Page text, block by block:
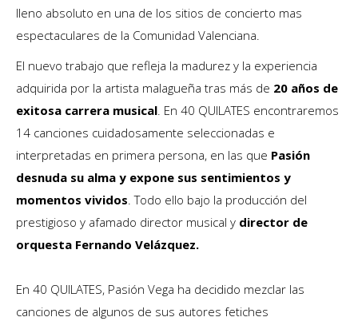
lleno absoluto en una de los sitios de concierto mas
espectaculares de la Comunidad Valenciana.
El nuevo trabajo que refleja la madurez y la experiencia
adquirida por la artista malagueña tras más de 20 años de
exitosa carrera musical. En 40 QUILATES encontraremos
14 canciones cuidadosamente seleccionadas e
interpretadas en primera persona, en las que Pasión
desnuda su alma y expone sus sentimientos y
momentos vividos. Todo ello bajo la producción del
prestigioso y afamado director musical y director de
orquesta Fernando Velázquez.
En 40 QUILATES, Pasión Vega ha decidido mezclar las
canciones de algunos de sus autores fetiches